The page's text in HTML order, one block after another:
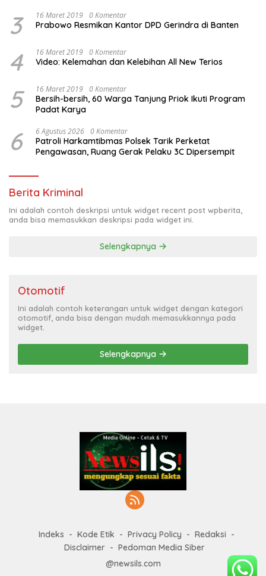
3 16 Maret 2019 0 Komentar
Prabowo Resmikan Kantor DPD Gerindra di Banten
4 16 Maret 2019 0 Komentar
Video: Kelemahan dan Kelebihan All New Terios
5 16 Maret 2019 0 Komentar
Bersih-bersih, 60 Warga Tanjung Priok Ikuti Program
Padat Karya
6 6 Agustus 2026 0 Komentar
Patroli Harkamtibmas Polsek Tarik Perketat
Pengawasan, Ruang Gerak Pelaku 3C Dipersempit
Berita Kriminal
Ini adalah contoh deskripsi untuk widget recent post wpberita,
anda bisa memasukkan deskripsi pada widget ini.
Selengkapnya
Otomotif
Ini adalah contoh keterangan untuk widget dengan kategori
otomotif, anda bisa dengan mudah memasukkannya pada
widget.
Selengkapnya
Indeks Kode Etik Privacy Policy
Redaksi
Disclaimer
Pedoman Media Siber
@newsils.com